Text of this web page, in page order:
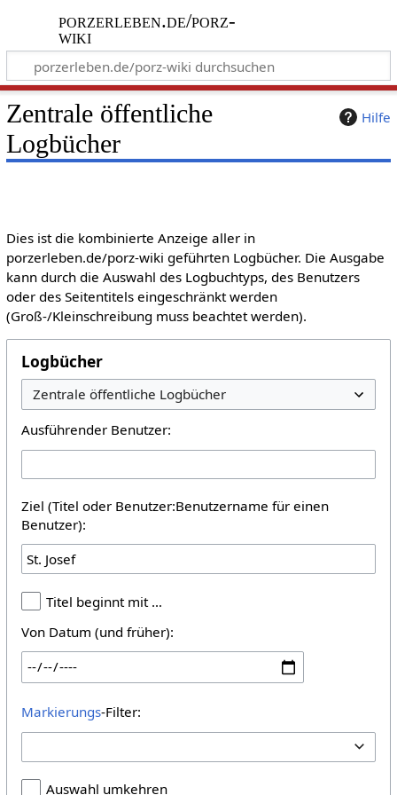
porzerleben.de/porz-
wiki
Hilfe
Zentrale öffentliche
Logbücher
Dies ist die kombinierte Anzeige aller in
porzerleben.de/porz-wiki geführten Logbücher. Die Ausgabe
kann durch die Auswahl des Logbuchtyps, des Benutzers
oder des Seitentitels eingeschränkt werden
(Groß-/Kleinschreibung muss beachtet werden).
Logbücher
Ausführender Benutzer:
Ziel (Titel oder Benutzer:Benutzername für einen
Benutzer):
Titel beginnt mit …
Von Datum (und früher):
Markierungs-Filter:
Auswahl umkehren